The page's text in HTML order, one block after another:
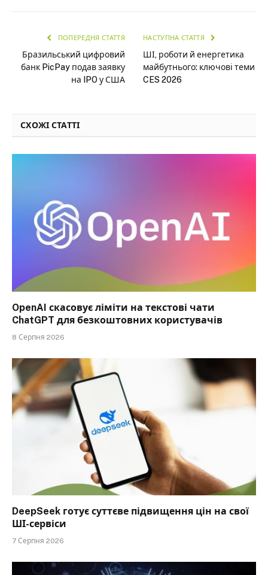
ПОПЕРЕДНЯ СТАТТЯ
Бразильський цифровий
банк PicPay подав заявку
на IPO у США
НАСТУПНА СТАТТЯ
ШІ, роботи й енергетика
майбутнього: ключові теми
CES 2026
СХОЖІ СТАТТІ
OpenAI скасовує ліміти на текстові чати
ChatGPT для безкоштовних користувачів
8 Серпня 2026
DeepSeek готує суттєве підвищення цін на свої
ШІ-сервіси
7 Серпня 2026